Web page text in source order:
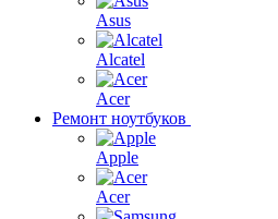
Asus
Alcatel
Acer
Ремонт ноутбуков
Apple
Acer